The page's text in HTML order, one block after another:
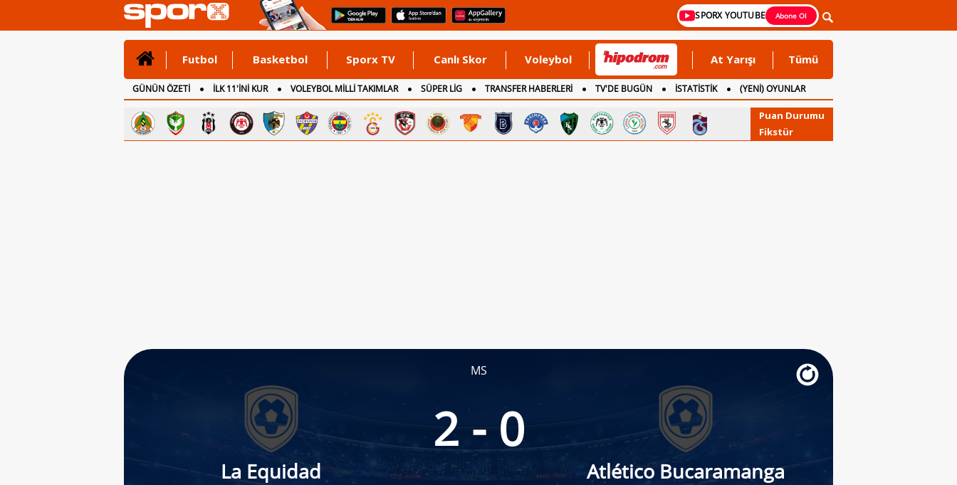
SPORX YOUTUBE Abone Ol
Futbol Basketbol Sporx TV Canlı Skor Voleybol At Yarışı Tümü
GÜNÜN ÖZETİ İLK 11'İNİ KUR VOLEYBOL MİLLİ TAKIMLAR SÜPER LİG TRANSFER HABERLERİ TV'DE BUGÜN İSTATİSTİK
(YENİ) OYUNLAR
CANLI ANLATIM
İNGİLTERE
Puan Durumu
Fikstür
MS
La Equidad
2 - 0
Atlético Bucaramanga